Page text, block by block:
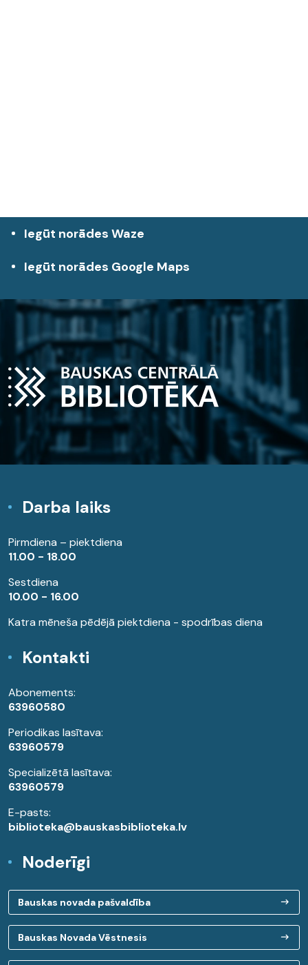
Iegūt norādes Waze
Iegūt norādes Google Maps
Darba laiks
Pirmdiena – piektdiena
11.00 - 18.00
Sestdiena
10.00 - 16.00
Katra mēneša pēdējā piektdiena - spodrības diena
Kontakti
Abonements:
63960580
Periodikas lasītava:
63960579
Specializētā lasītava:
63960579
E-pasts:
biblioteka@bauskasbiblioteka.lv
Noderīgi
Bauskas novada pašvaldība
Bauskas Novada Vēstnesis